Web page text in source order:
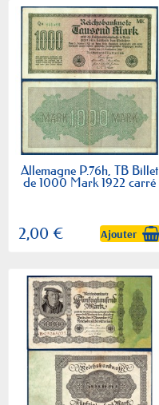
Allemagne P.76h, TB Billet
de 1000 Mark 1922 carré
2,00 € Ajouter